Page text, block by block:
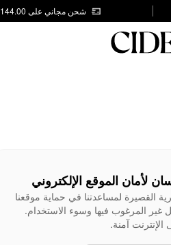
شحن مجاني على AED 144.00
لأمان الموقع الإلكتروني
القصيرة لمساعدتنا في حماية موقعنا
غير المرغوب فيها وسوء الاستخدام.
آمنة.